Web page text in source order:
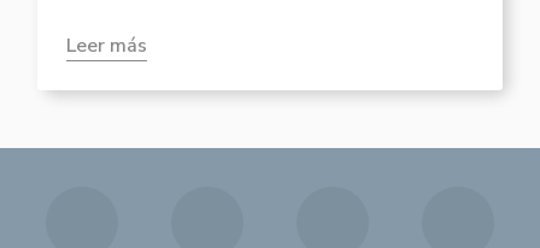
Leer más